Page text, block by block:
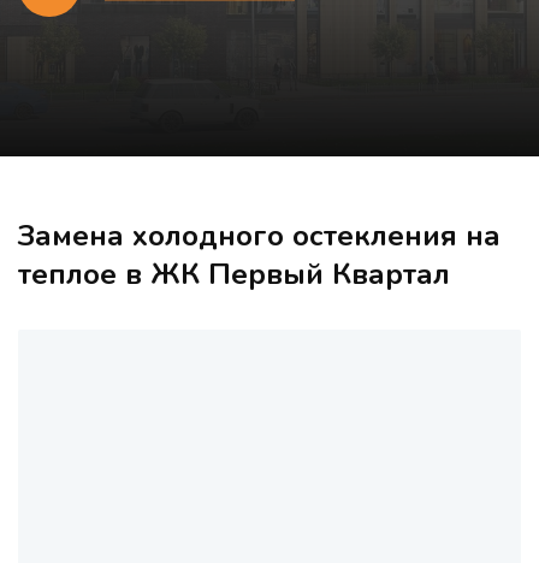
Замена холодного остекления на
теплое в ЖК Первый Квартал